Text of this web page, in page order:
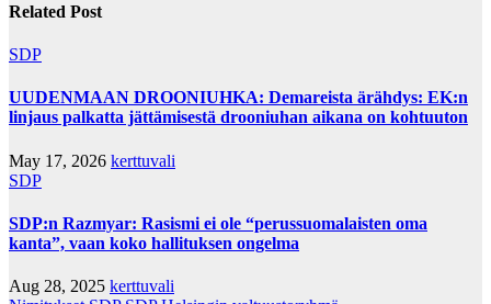
Related Post
SDP
UUDENMAAN DROONIUHKA: Demareista ärähdys: EK:n
linjaus palkatta jättämisestä drooniuhan aikana on kohtuuton
May 17, 2026 kerttuvali
SDP
SDP:n Razmyar: Rasismi ei ole “perussuomalaisten oma
kanta”, vaan koko hallituksen ongelma
Aug 28, 2025 kerttuvali